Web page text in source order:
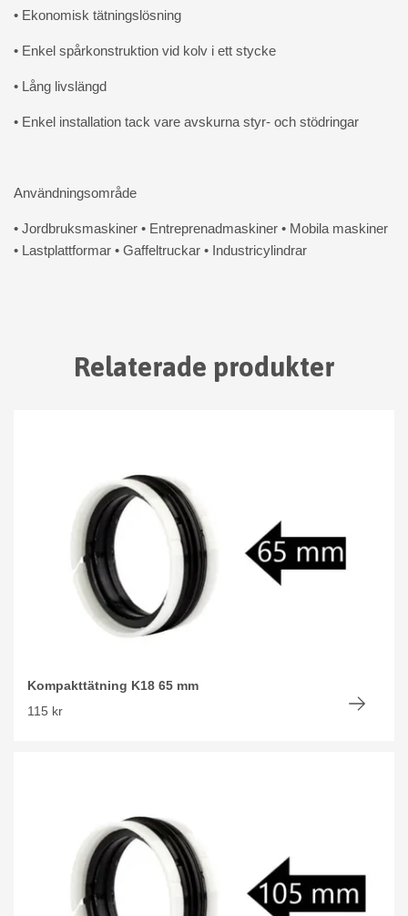
• Ekonomisk tätningslösning
• Enkel spårkonstruktion vid kolv i ett stycke
• Lång livslängd
• Enkel installation tack vare avskurna styr- och stödringar
Användningsområde
• Jordbruksmaskiner • Entreprenadmaskiner • Mobila maskiner
• Lastplattformar • Gaffeltruckar • Industricylindrar
Relaterade produkter
Kompakttätning K18 65 mm
115 kr